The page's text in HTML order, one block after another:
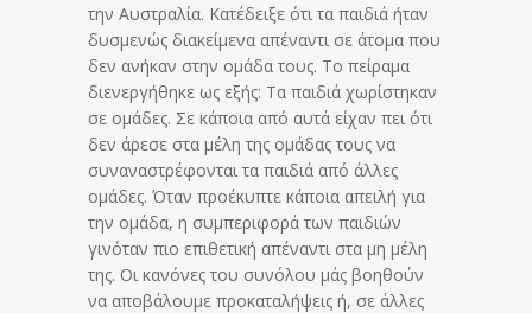
την Αυστραλία. Κατέδειξε ότι τα παιδιά ήταν
δυσμενώς διακείμενα απέναντι σε άτομα που
δεν ανήκαν στην ομάδα τους. Το πείραμα
διενεργήθηκε ως εξής: Τα παιδιά χωρίστηκαν
σε ομάδες. Σε κάποια από αυτά είχαν πει ότι
δεν άρεσε στα μέλη της ομάδας τους να
συναναστρέφονται τα παιδιά από άλλες
ομάδες. Όταν προέκυπτε κάποια απειλή για
την ομάδα, η συμπεριφορά των παιδιών
γινόταν πιο επιθετική απέναντι στα μη μέλη
της. Οι κανόνες του συνόλου μάς βοηθούν
να αποβάλουμε προκαταλήψεις ή, σε άλλες